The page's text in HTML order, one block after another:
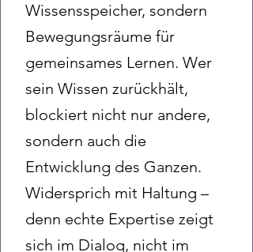
Wissensspeicher, sondern
Bewegungsräume für
gemeinsames Lernen. Wer
sein Wissen zurückhält,
blockiert nicht nur andere,
sondern auch die
Entwicklung des Ganzen.
Widersprich mit Haltung –
denn echte Expertise zeigt
sich im Dialog, nicht im